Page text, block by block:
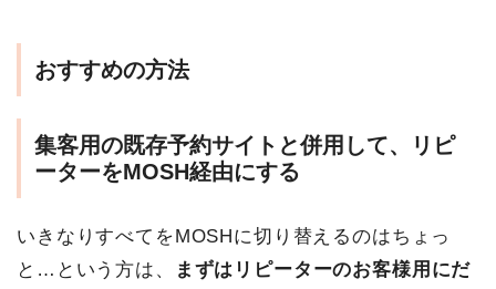
おすすめの方法
集客用の既存予約サイトと併用して、リピ
ーターをMOSH経由にする
いきなりすべてをMOSHに切り替えるのはちょっ
と…という方は、
まずはリピーターのお客様用にだ